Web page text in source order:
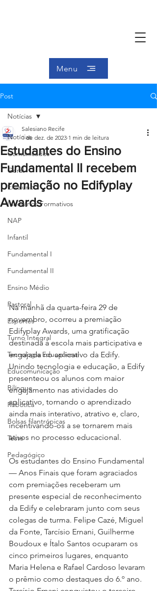
Menu
Post
Notícias
Comunicados
Geral
Ex-aluno
Itinerários Formativos
NAP
Infantil
Fundamental I
Fundamental II
Ensino Médio
Pastoral
Esportes
Turno Integral
Tecnologia Educacional
Educomunicação
Bilíngue
Robótica
Bolsas filantrópicas
Teste
Pedagógico
Notícias
Estudantes do Ensino
Fundamental II recebem
premiação no Edifyplay
Awards
Salesiano Recife
1 de dez. de 2023 1 min de leitura
Na manhã da quarta-feira 29 de
novembro, ocorreu a premiação
Edifyplay Awards, uma gratificação
destinada à escola mais participativa e
engajada no aplicativo da Edify.
Unindo tecnologia e educação, a Edify
presenteou os alunos com maior
engajamento nas atividades do
aplicativo, tornando o aprendizado
ainda mais interativo, atrativo e, claro,
incentivando-os a se tornarem mais
ativos no processo educacional.
Os estudantes do Ensino Fundamental
— Anos Finais que foram agraciados
com premiações receberam um
presente especial de reconhecimento
da Edify e celebraram junto com seus
colegas de turma. Felipe Cazé, Miguel
da Fonte, Tarcísio Ernani, Guilherme
Boudoux e Ítalo Santos ocuparam os
cinco primeiros lugares, enquanto
Maria Helena e Rafael Cardoso levaram
o prêmio como destaques do 6.º ano.